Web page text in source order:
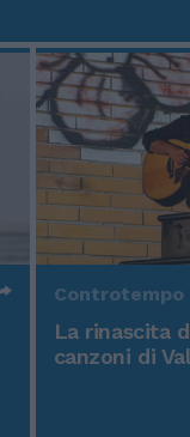
Controtempo
La rinascita
canzoni di